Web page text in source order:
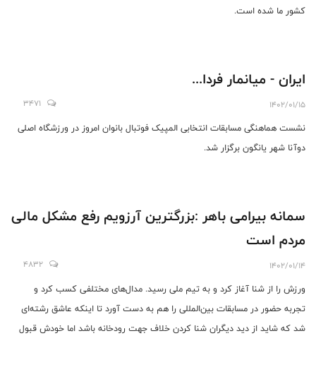
کشور ما شده است.
ایران - میانمار فردا...
1402/01/15
3471
نشست هماهنگی مسابقات انتخابی المپیک فوتبال بانوان امروز در ورزشگاه اصلی
دوآنا شهر یانگون برگزار شد.
سمانه بیرامی باهر :بزرگترین آرزویم رفع مشکل مالی
مردم است
1402/01/14
4832
ورزش را از شنا آغاز کرد و به تیم ملی رسید. مدال‌های مختلفی کسب کرد و
تجربه حضور در مسابقات بین‌المللی را هم به دست آورد تا اینکه عاشق رشته‌ای
شد که شاید از دید دیگران شنا کردن خلاف جهت رودخانه باشد اما خودش قبول